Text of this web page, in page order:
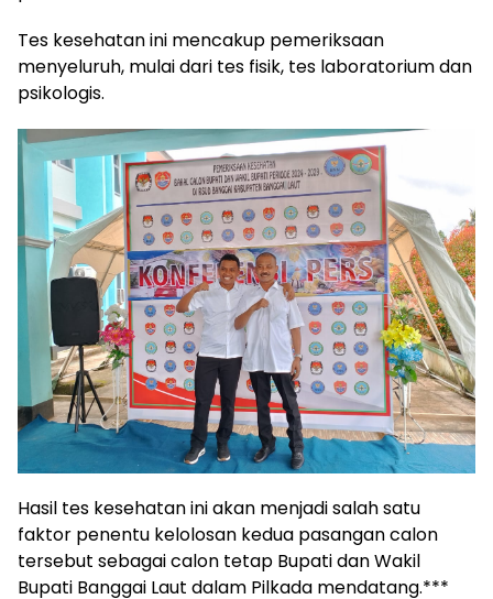
Tes kesehatan ini mencakup pemeriksaan
menyeluruh, mulai dari tes fisik, tes laboratorium dan
psikologis.
Hasil tes kesehatan ini akan menjadi salah satu
faktor penentu kelolosan kedua pasangan calon
tersebut sebagai calon tetap Bupati dan Wakil
Bupati Banggai Laut dalam Pilkada mendatang.***